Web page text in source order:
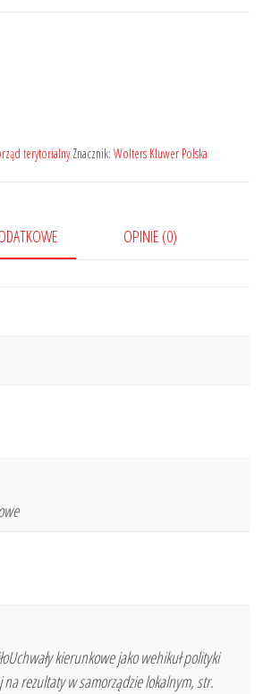
terytorialny Znacznik: Wolters Kluwer Polska
OPINIE (0)
kierunkowe jako wehikuł polityki
rezultaty w samorządzie lokalnym, str.